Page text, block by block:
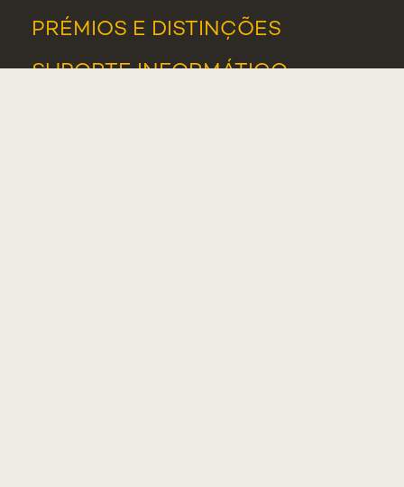
PRÉMIOS E DISTINÇÕES
SUPORTE INFORMÁTICO